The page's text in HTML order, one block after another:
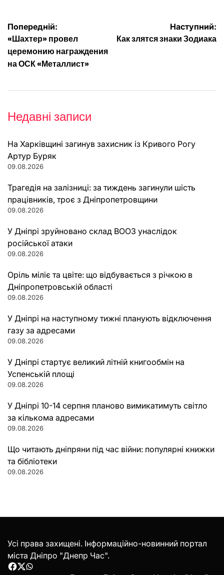
Навігація
записів
Попередній:
«Шахтер» провел
церемонию награждения
на ОСК «Металлист»
Наступний:
Как злятся знаки Зодиака
Недавні записи
На Харківщині загинув захисник із Кривого Рогу
Артур Буряк
09.08.2026
Трагедія на залізниці: за тиждень загинули шість
працівників, троє з Дніпропетровщини
09.08.2026
У Дніпрі зруйновано склад ВООЗ унаслідок
російської атаки
09.08.2026
Оріль міліє та цвіте: що відбувається з річкою в
Дніпропетровській області
09.08.2026
У Дніпрі на наступному тижні планують відключення
газу за адресами
09.08.2026
У Дніпрі стартує великий літній книгообмін на
Успенській площі
09.08.2026
У Дніпрі 10-14 серпня планово вимикатимуть світло
за кількома адресами
09.08.2026
Що читають дніпряни під час війни: популярні книжки
та бібліотеки
09.08.2026
Усі права захищені. Інформаційно-новинний портал
міста Дніпро "Днепр Час".
Facebook
Twitter
WhatsApp